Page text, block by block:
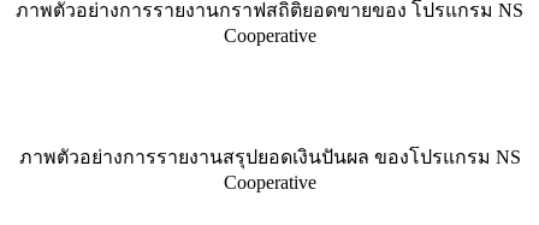
ภาพตัวอย่างการรายงานกราฟสถิติยอดขายของ โปรแกรม NS
Cooperative
ภาพตัวอย่างการรายงานสรุปยอดเงินปันผล ของโปรแกรม NS
Cooperative